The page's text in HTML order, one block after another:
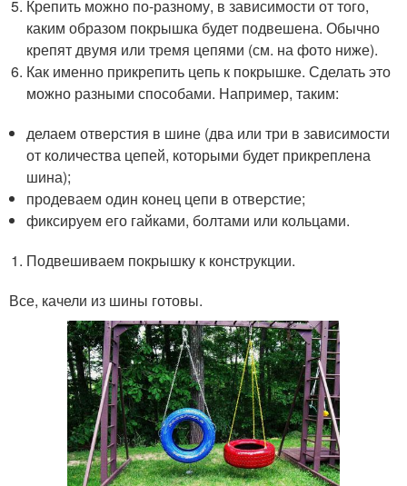
Крепить можно по-разному, в зависимости от того,
каким образом покрышка будет подвешена. Обычно
крепят двумя или тремя цепями (см. на фото ниже).
Как именно прикрепить цепь к покрышке. Сделать это
можно разными способами. Например, таким:
делаем отверстия в шине (два или три в зависимости
от количества цепей, которыми будет прикреплена
шина);
продеваем один конец цепи в отверстие;
фиксируем его гайками, болтами или кольцами.
Подвешиваем покрышку к конструкции.
Все, качели из шины готовы.